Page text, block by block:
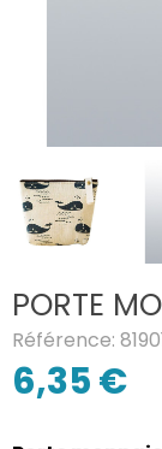
PORTE
Référence:
6,35 €